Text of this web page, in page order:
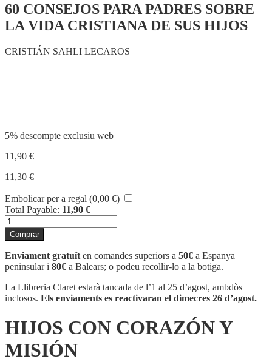
60 CONSEJOS PARA PADRES SOBRE
LA VIDA CRISTIANA DE SUS HIJOS
CRISTIÁN SAHLI LECAROS
5% descompte exclusiu web
11,90 €
11,30 €
Embolicar per a regal (0,00 €)
Total Payable: 11,90 €
quantitat
de
HIJOS
CON
CORAZÓN
Y
MISIÓN
Comprar
Enviament gratuït en comandes superiors a 50€ a Espanya
peninsular i 80€ a Balears; o podeu recollir-lo a la botiga.
La Llibreria Claret estarà tancada de l’1 al 25 d’agost, ambdòs
inclosos. Els enviaments es reactivaran el dimecres 26 d’agost.
HIJOS CON CORAZÓN Y
MISIÓN